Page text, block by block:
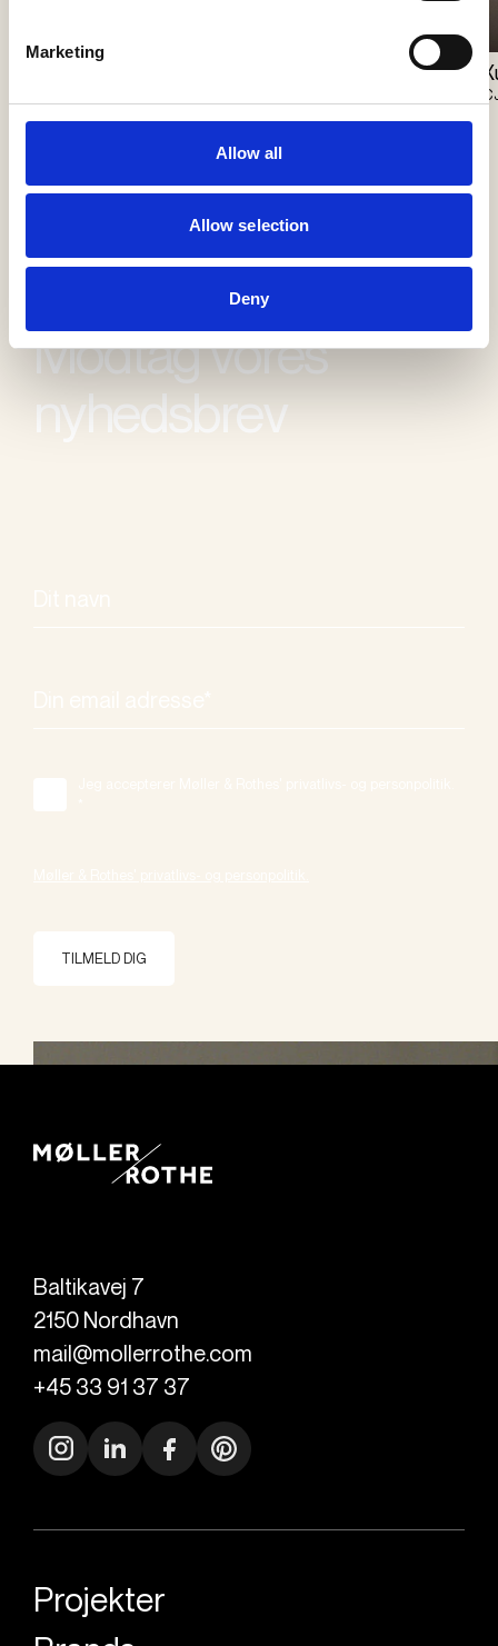
Marketing
Allow all
Allow selection
Deny
Modtag vores
nyhedsbrev
TILMELD DIG
Baltikavej 7
2150 Nordhavn
mail@mollerrothe.com
+45 33 91 37 37
Projekter